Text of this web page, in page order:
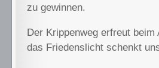
zu gewinnen.
Der Krippenweg erfreut
das Friedenslicht schenkt